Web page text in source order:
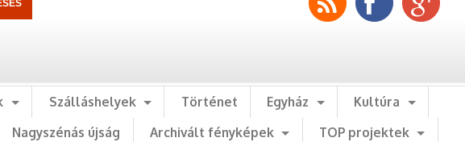
Szálláshelyek Történet Egyház
Kultúra
Nagyszénás újság Archivált fényképek
TOP projektek